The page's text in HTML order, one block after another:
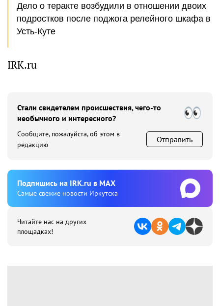
Дело о теракте возбудили в отношении двоих
подростков после поджога релейного шкафа в
Усть-Куте
IRK.ru
Стали свидетелем происшествия, чего-то
необычного и интересного?
Сообщите, пожалуйста, об этом в
редакцию
Отправить
Подпишиcь на IRK.ru в MAX
Cамые свежие новости Иркутска
Читайте нас на других
площадках!